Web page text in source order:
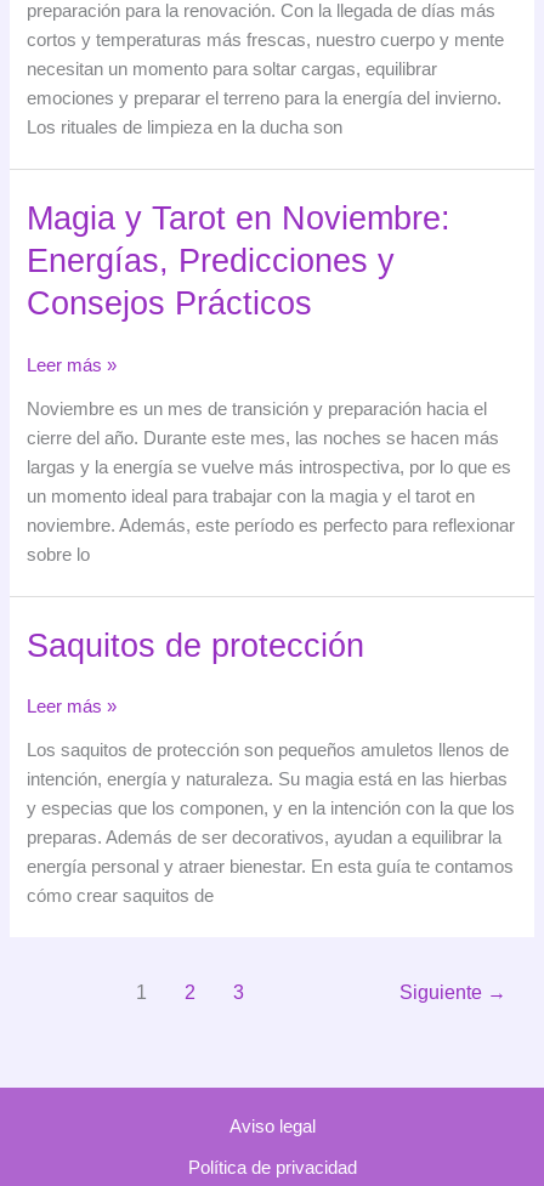
en
preparación para la renovación. Con la llegada de días más
cortos y temperaturas más frescas, nuestro cuerpo y mente
necesitan un momento para soltar cargas, equilibrar
emociones y preparar el terreno para la energía del invierno.
Los rituales de limpieza en la ducha son
Magia y Tarot en Noviembre:
Energías, Predicciones y
Consejos Prácticos
Magia
Noviembre:
Consejos
Leer más »
Noviembre es un mes de transición y preparación hacia el
cierre del año. Durante este mes, las noches se hacen más
largas y la energía se vuelve más introspectiva, por lo que es
un momento ideal para trabajar con la magia y el tarot en
noviembre. Además, este período es perfecto para reflexionar
sobre lo
Saquitos de protección
Saquitos
protección
Leer más »
Los saquitos de protección son pequeños amuletos llenos de
intención, energía y naturaleza. Su magia está en las hierbas
y especias que los componen, y en la intención con la que los
preparas. Además de ser decorativos, ayudan a equilibrar la
energía personal y atraer bienestar. En esta guía te contamos
cómo crear saquitos de
1 2 3 Siguiente →
Aviso legal
Política de privacidad